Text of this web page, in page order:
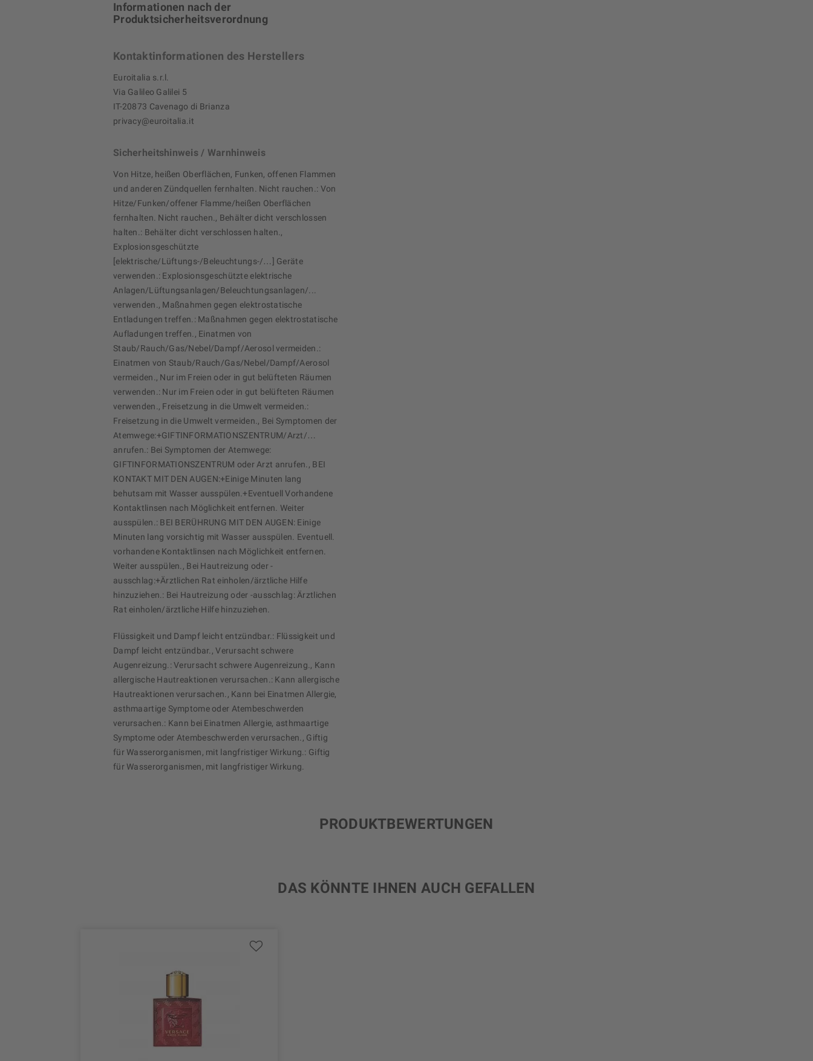
Informationen nach der
Produktsicherheitsverordnung
Kontaktinformationen des Herstellers
Euroitalia s.r.l.
Via Galileo Galilei 5
IT-20873 Cavenago di Brianza
privacy@euroitalia.it
Sicherheitshinweis / Warnhinweis
Von Hitze, heißen Oberflächen, Funken, offenen Flammen
und anderen Zündquellen fernhalten. Nicht rauchen.: Von
Hitze/Funken/offener Flamme/heißen Oberflächen
fernhalten. Nicht rauchen., Behälter dicht verschlossen
halten.: Behälter dicht verschlossen halten.,
Explosionsgeschützte
[elektrische/Lüftungs-/Beleuchtungs-/…] Geräte
verwenden.: Explosionsgeschützte elektrische
Anlagen/Lüftungsanlagen/Beleuchtungsanlagen/...
verwenden., Maßnahmen gegen elektrostatische
Entladungen treffen.: Maßnahmen gegen elektrostatische
Aufladungen treffen., Einatmen von
Staub/Rauch/Gas/Nebel/Dampf/Aerosol vermeiden.:
Einatmen von Staub/Rauch/Gas/Nebel/Dampf/Aerosol
vermeiden., Nur im Freien oder in gut belüfteten Räumen
verwenden.: Nur im Freien oder in gut belüfteten Räumen
verwenden., Freisetzung in die Umwelt vermeiden.:
Freisetzung in die Umwelt vermeiden., Bei Symptomen der
Atemwege:+GIFTINFORMATIONSZENTRUM/Arzt/…
anrufen.: Bei Symptomen der Atemwege:
GIFTINFORMATIONSZENTRUM oder Arzt anrufen., BEI
KONTAKT MIT DEN AUGEN:+Einige Minuten lang
behutsam mit Wasser ausspülen.+Eventuell Vorhandene
Kontaktlinsen nach Möglichkeit entfernen. Weiter
ausspülen.: BEI BERÜHRUNG MIT DEN AUGEN: Einige
Minuten lang vorsichtig mit Wasser ausspülen. Eventuell.
vorhandene Kontaktlinsen nach Möglichkeit entfernen.
Weiter ausspülen., Bei Hautreizung oder -
ausschlag:+Ärztlichen Rat einholen/ärztliche Hilfe
hinzuziehen.: Bei Hautreizung oder -ausschlag: Ärztlichen
Rat einholen/ärztliche Hilfe hinzuziehen.
Flüssigkeit und Dampf leicht entzündbar.: Flüssigkeit und
Dampf leicht entzündbar., Verursacht schwere
Augenreizung.: Verursacht schwere Augenreizung., Kann
allergische Hautreaktionen verursachen.: Kann allergische
Hautreaktionen verursachen., Kann bei Einatmen Allergie,
asthmaartige Symptome oder Atembeschwerden
verursachen.: Kann bei Einatmen Allergie, asthmaartige
Symptome oder Atembeschwerden verursachen., Giftig
für Wasserorganismen, mit langfristiger Wirkung.: Giftig
für Wasserorganismen, mit langfristiger Wirkung.
PRODUKTBEWERTUNGEN
DAS KÖNNTE IHNEN AUCH GEFALLEN